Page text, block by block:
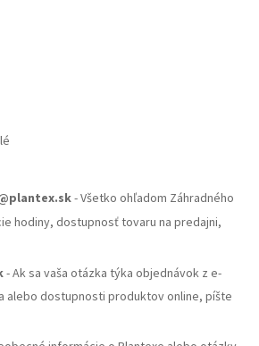
- Všetko ohľadom Záhradného
hodiny, dostupnosť tovaru na predajni,
- Ak sa vaša otázka týka objednávok z e-
alebo dostupnosti produktov online, píšte